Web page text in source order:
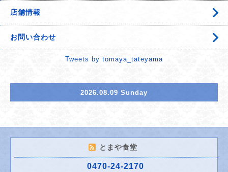
店舗情報
お問い合わせ
Tweets by tomaya_tateyama
2026.08.09 Sunday
とまや食堂
0470-24-2170